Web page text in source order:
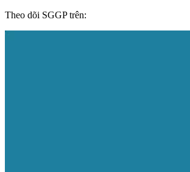
Theo dõi SGGP trên: